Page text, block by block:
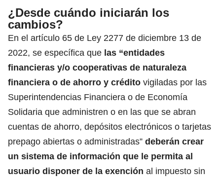
¿Desde cuándo iniciarán los
cambios?
En el artículo 65 de Ley 2277 de diciembre 13 de
2022, se específica que las “entidades
financieras y/o cooperativas de naturaleza
financiera o de ahorro y crédito vigiladas por las
Superintendencias Financiera o de Economía
Solidaria que administren o en las que se abran
cuentas de ahorro, depósitos electrónicos o tarjetas
prepago abiertas o administradas” deberán crear
un sistema de información que le permita al
usuario disponer de la exención al impuesto sin